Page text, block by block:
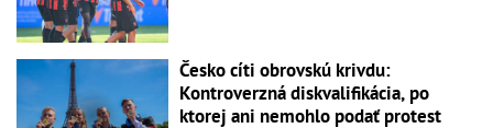
Česko cíti obrovskú krivdu:
Kontroverzná diskvalifikácia, po
ktorej ani nemohlo podať protest